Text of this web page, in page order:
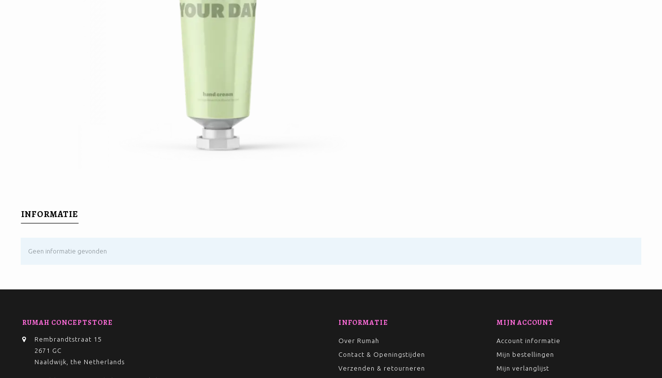
INFORMATIE
Geen informatie gevonden
RUMAH CONCEPTSTORE
Rembrandtstraat 15
2671 GC
Naaldwijk, the Netherlands
INFORMATIE
Over Rumah
Contact & Openingstijden
Verzenden & retourneren
MIJN ACCOUNT
Account informatie
Mijn bestellingen
Mijn verlanglijst